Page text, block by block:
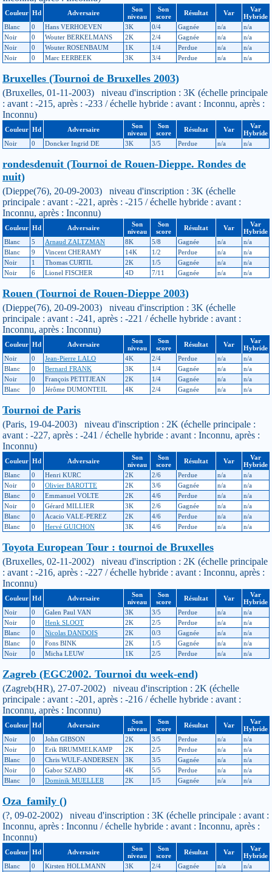
Couleur Hd Adversaire
Son
niveau
Son
score
Résultat Var
Var
Hybride
Blanc
0 Hans VERHOEVEN 3K 0/4 Gagnée n/a
n/a
Noir
0 Wouter BERKELMANS 2K 2/4 Gagnée n/a
n/a
Noir
0 Wouter ROSENBAUM 1K 1/4 Perdue n/a
n/a
Noir
0 Marc EERBEEK 3K 3/4 Perdue n/a n/a
Bruxelles (Tournoi de Bruxelles 2003)
(Bruxelles, 01-11-2003) niveau d'inscription : 3K (échelle principale
: avant : -215, après : -233 / échelle hybride : avant : Inconnu, après :
Inconnu)
Couleur Hd Adversaire
Son
niveau
Son
score
Résultat Var
Var
Hybride
Noir
0 Doncker Ingrid DE 3K 3/5 Perdue n/a n/a
rondesdenuit (Tournoi de Rouen-Dieppe. Rondes de
nuit)
(Dieppe(76), 20-09-2003) niveau d'inscription : 3K (échelle
principale : avant : -221, après : -215 / échelle hybride : avant :
Inconnu, après : Inconnu)
Couleur Hd Adversaire
Son
niveau
Son
score
Résultat Var
Var
Hybride
Blanc
5 Arnaud ZALTZMAN 8K 5/8 Gagnée n/a
n/a
Blanc
9 Vincent CHERAMY 14K 1/2 Perdue n/a
n/a
Noir
1 Thomas CURTIL 2K 1/5 Gagnée n/a
n/a
Noir
6 Lionel FISCHER 4D 7/11 Gagnée n/a n/a
Rouen (Tournoi de Rouen-Dieppe 2003)
(Dieppe(76), 20-09-2003) niveau d'inscription : 3K (échelle
principale : avant : -241, après : -221 / échelle hybride : avant :
Inconnu, après : Inconnu)
Couleur Hd Adversaire
Son
niveau
Son
score
Résultat Var
Var
Hybride
Noir
0 Jean-Pierre LALO 4K 2/4 Perdue n/a
n/a
Blanc
0 Bernard FRANK 3K 1/4 Gagnée n/a
n/a
Noir
0 François PETITJEAN 2K 1/4 Gagnée n/a
n/a
Blanc
0 Jérôme DUMONTEIL 4K 2/4 Gagnée n/a n/a
Tournoi de Paris
(Paris, 19-04-2003) niveau d'inscription : 2K (échelle principale :
avant : -227, après : -241 / échelle hybride : avant : Inconnu, après :
Inconnu)
Couleur Hd Adversaire
Son
niveau
Son
score
Résultat Var
Var
Hybride
Blanc
0 Henri KURC 2K 2/6 Perdue n/a
n/a
Noir
0 Olivier BAROTTE 2K 3/6 Gagnée n/a
n/a
Blanc
0 Emmanuel VOLTE 2K 4/6 Perdue n/a
n/a
Noir
0 Gérard MILLIER 3K 2/6 Gagnée n/a
n/a
Blanc
0 Acacio VALE-PEREZ 2K 4/6 Perdue n/a
n/a
Blanc
0 Hervé GUICHON 3K 4/6 Perdue n/a n/a
Toyota European Tour : tournoi de Bruxelles
(Bruxelles, 02-11-2002) niveau d'inscription : 2K (échelle principale
: avant : -216, après : -227 / échelle hybride : avant : Inconnu, après :
Inconnu)
Couleur Hd Adversaire
Son
niveau
Son
score
Résultat Var
Var
Hybride
Noir
0 Galen Paul VAN 3K 3/5 Perdue n/a
n/a
Noir
0 Henk SLOOT 2K 2/5 Perdue n/a
n/a
Blanc
0 Nicolas DANDOIS 2K 0/3 Gagnée n/a
n/a
Blanc
0 Fons BINK 2K 1/5 Gagnée n/a
n/a
Noir
0 Micha LEUW 1K 2/5 Perdue n/a n/a
Zagreb (EGC2002. Tournoi du week-end)
(Zagreb(HR), 27-07-2002) niveau d'inscription : 2K (échelle
principale : avant : -201, après : -216 / échelle hybride : avant :
Inconnu, après : Inconnu)
Couleur Hd Adversaire
Son
niveau
Son
score
Résultat Var
Var
Hybride
Noir
0 John GIBSON 2K 3/5 Perdue n/a
n/a
Noir
0 Erik BRUMMELKAMP 2K 2/5 Perdue n/a
n/a
Blanc
0 Chris WULF-ANDERSEN 3K 3/5 Gagnée n/a
n/a
Noir
0 Gabor SZABO 4K 5/5 Perdue n/a
n/a
Blanc
0 Dominik MUELLER 2K 1/5 Gagnée n/a n/a
Oza_family ()
(?, 09-02-2002) niveau d'inscription : 3K (échelle principale : avant :
Inconnu, après : Inconnu / échelle hybride : avant : Inconnu, après :
Inconnu)
Couleur Hd Adversaire
Son
niveau
Son
score
Résultat Var
Var
Hybride
Blanc
0 Kirsten HOLLMANN 3K 2/4 Gagnée n/a n/a